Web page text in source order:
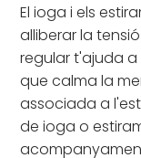
El ioga i els
alliberar la
regular t'ajuda
que calma la
associada a
de ioga o